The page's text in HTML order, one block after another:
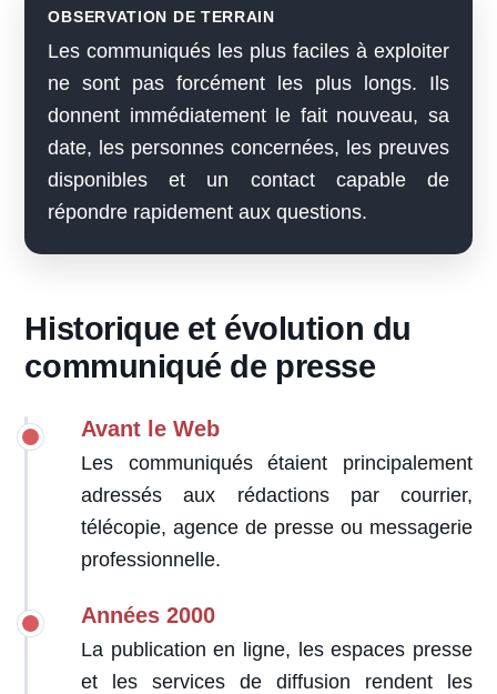
OBSERVATION DE TERRAIN
Les communiqués les plus faciles à exploiter
ne sont pas forcément les plus longs. Ils
donnent immédiatement le fait nouveau, sa
date, les personnes concernées, les preuves
disponibles et un contact capable de
répondre rapidement aux questions.
Historique et évolution du
communiqué de presse
Avant le Web
Les communiqués étaient principalement
adressés aux rédactions par courrier,
télécopie, agence de presse ou messagerie
professionnelle.
Années 2000
La publication en ligne, les espaces presse
et les services de diffusion rendent les